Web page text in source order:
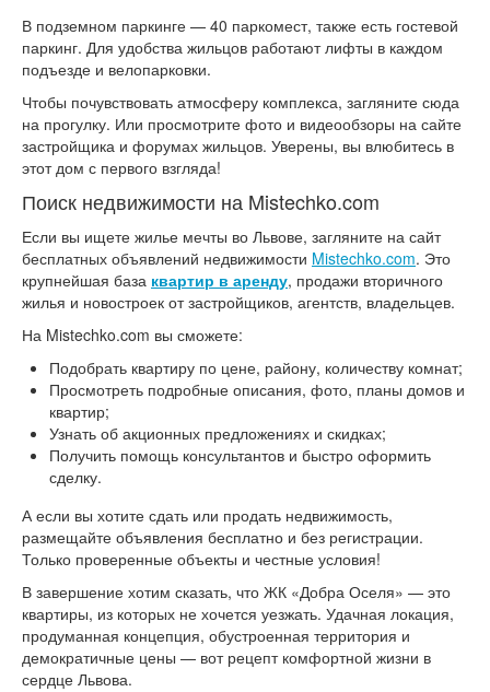
В подземном паркинге — 40 паркомест, также есть гостевой
паркинг. Для удобства жильцов работают лифты в каждом
подъезде и велопарковки.
Чтобы почувствовать атмосферу комплекса, загляните сюда
на прогулку. Или просмотрите фото и видеообзоры на сайте
застройщика и форумах жильцов. Уверены, вы влюбитесь в
этот дом с первого взгляда!
Поиск недвижимости на Mistechko.com
Если вы ищете жилье мечты во Львове, загляните на сайт
бесплатных объявлений недвижимости Mistechko.com. Это
крупнейшая база квартир в аренду, продажи вторичного
жилья и новостроек от застройщиков, агентств, владельцев.
На Mistechko.com вы сможете:
Подобрать квартиру по цене, району, количеству комнат;
Просмотреть подробные описания, фото, планы домов и
квартир;
Узнать об акционных предложениях и скидках;
Получить помощь консультантов и быстро оформить
сделку.
А если вы хотите сдать или продать недвижимость,
размещайте объявления бесплатно и без регистрации.
Только проверенные объекты и честные условия!
В завершение хотим сказать, что ЖК «Добра Оселя» — это
квартиры, из которых не хочется уезжать. Удачная локация,
продуманная концепция, обустроенная территория и
демократичные цены — вот рецепт комфортной жизни в
сердце Львова.